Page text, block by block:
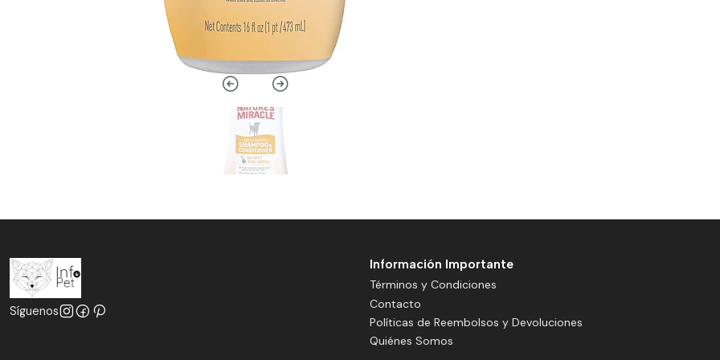
Síguenos
Información Importante
Términos y Condiciones
Contacto
Políticas de Reembolsos y Devoluciones
Quiénes Somos